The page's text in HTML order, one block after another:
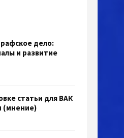
дело:
и развитие
статьи для ВАК
(мнение)